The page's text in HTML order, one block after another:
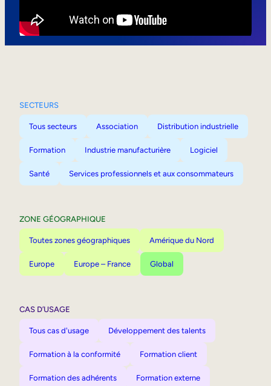
SECTEURS
Tous secteurs Association Distribution industrielle
Formation Industrie manufacturière Logiciel
Santé Services professionnels et aux consommateurs
ZONE GÉOGRAPHIQUE
Toutes zones géographiques Amérique du Nord
Europe Europe – France Global
CAS D’USAGE
Tous cas d'usage Développement des talents
Formation à la conformité Formation client
Formation des adhérents Formation externe